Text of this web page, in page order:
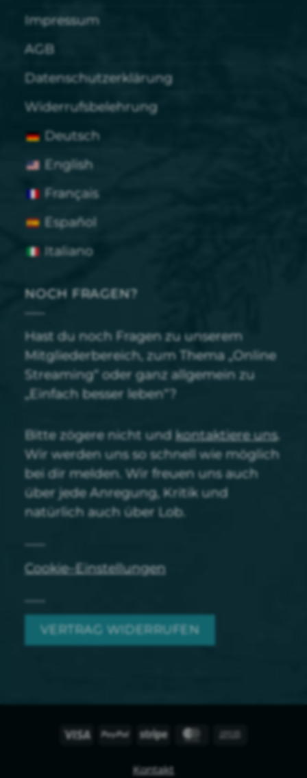
Impressum
AGB
Datenschutzerklärung
Widerrufsbelehrung
Deutsch
English
Français
Español
Italiano
NOCH FRAGEN?
Hast du noch Fragen zu unserem
Mitgliederbereich, zum Thema „Online
Streaming“ oder ganz allgemein zu
„Einfach besser leben“?
Bitte zögere nicht und kontaktiere uns.
Wir werden uns so schnell wie möglich
bei dir melden. Wir freuen uns auch
über jede Anregung, Kritik und
natürlich auch über Lob.
Cookie–Einstellungen
VERTRAG WIDERRUFEN
Visa PayPal Streifen MasterCard
Kontakt